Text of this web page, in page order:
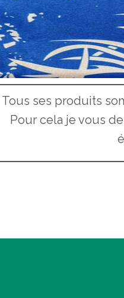
Tous ses produits
Pour cela je vous